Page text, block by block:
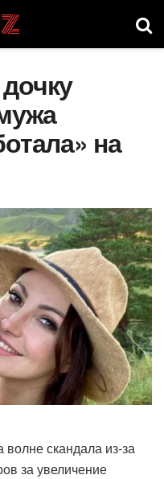
на
скандала из-за
за увеличение